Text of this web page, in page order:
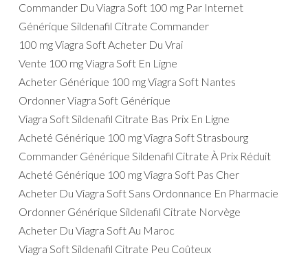
Commander Du Viagra Soft 100 mg Par Internet
Générique Sildenafil Citrate Commander
100 mg Viagra Soft Acheter Du Vrai
Vente 100 mg Viagra Soft En Ligne
Acheter Générique 100 mg Viagra Soft Nantes
Ordonner Viagra Soft Générique
Viagra Soft Sildenafil Citrate Bas Prix En Ligne
Acheté Générique 100 mg Viagra Soft Strasbourg
Commander Générique Sildenafil Citrate À Prix Réduit
Acheté Générique 100 mg Viagra Soft Pas Cher
Acheter Du Viagra Soft Sans Ordonnance En Pharmacie
Ordonner Générique Sildenafil Citrate Norvège
Acheter Du Viagra Soft Au Maroc
Viagra Soft Sildenafil Citrate Peu Coûteux